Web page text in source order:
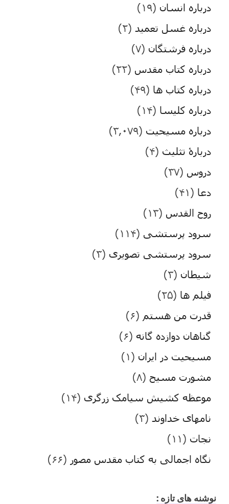
درباره انسان (۱۹)
درباره غسل تعمید (۲)
درباره فرشتگان (۷)
درباره کتاب مقدس (۲۲)
درباره کتاب ها (۴۹)
درباره کلیسا (۱۴)
درباره مسیحیت (۳,۰۷۹)
دربارۀ تثلیث (۴)
دروس (۳۷)
دعا (۴۱)
روح القدس (۱۳)
سرود پرستشی (۱۱۴)
سرود پرستشی تصویری (۳)
شیطان (۳)
فیلم ها (۲۵)
قدرت من هستم (۶)
گناهان دوازده گانه (۶)
مسیحیت در ایران (۱)
مشورت مسیح (۸)
موعظه کشیش سیامک زرگری (۱۴)
نامهای خداوند (۳)
نجات (۱۱)
نگاه اجمالی به کتاب مقدس مصور (۶۶)
نوشنه های تازه :